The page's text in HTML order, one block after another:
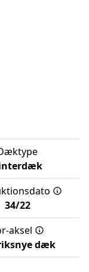
34/22
aksel
dæk